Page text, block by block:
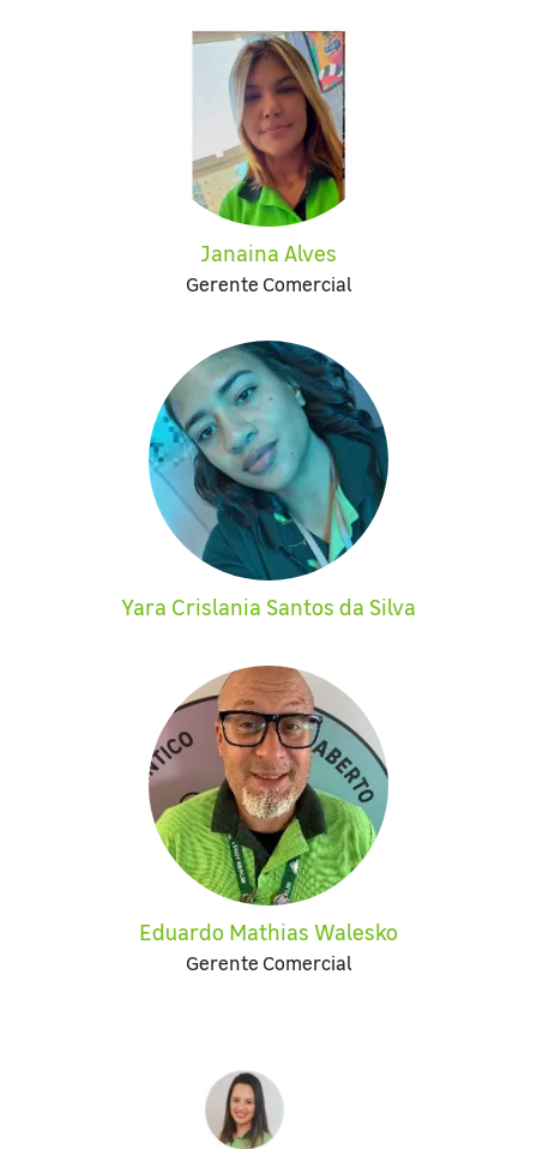
Janaina Alves
Gerente Comercial
Yara Crislania Santos da Silva
Eduardo Mathias Walesko
Gerente Comercial